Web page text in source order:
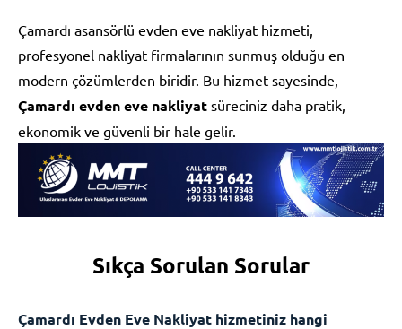
Çamardı asansörlü evden eve nakliyat hizmeti,
profesyonel nakliyat firmalarının sunmuş olduğu en
modern çözümlerden biridir. Bu hizmet sayesinde,
Çamardı evden eve nakliyat süreciniz daha pratik,
ekonomik ve güvenli bir hale gelir.
Sıkça Sorulan Sorular
Çamardı Evden Eve Nakliyat hizmetiniz hangi